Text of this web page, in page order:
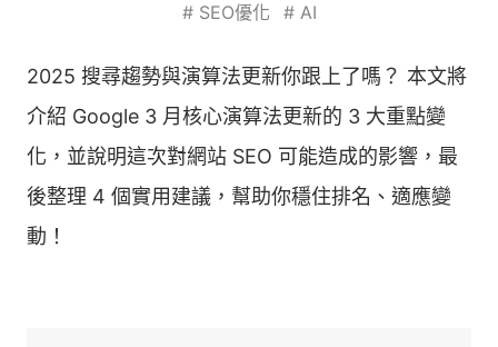
# SEO優化 # AI
2025 搜尋趨勢與演算法更新你跟上了嗎？ 本文將
介紹 Google 3 月核心演算法更新的 3 大重點變
化，並說明這次對網站 SEO 可能造成的影響，最
後整理 4 個實用建議，幫助你穩住排名、適應變
動！